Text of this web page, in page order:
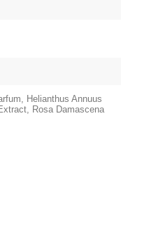
Helianthus Annuus
Rosa Damascena